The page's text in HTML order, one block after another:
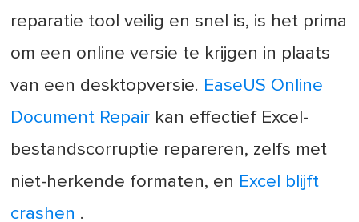
reparatie tool veilig en snel is, is het prima
om een online versie te krijgen in plaats
van een desktopversie. EaseUS Online
Document Repair kan effectief Excel-
bestandscorruptie repareren, zelfs met
niet-herkende formaten, en Excel blijft
crashen .